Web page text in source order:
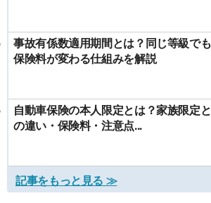
事故有係数適用期間とは？同じ等級でも
保険料が変わる仕組みを解説
自動車保険の本人限定とは？家族限定と
の違い・保険料・注意点...
記事をもっと見る ≫